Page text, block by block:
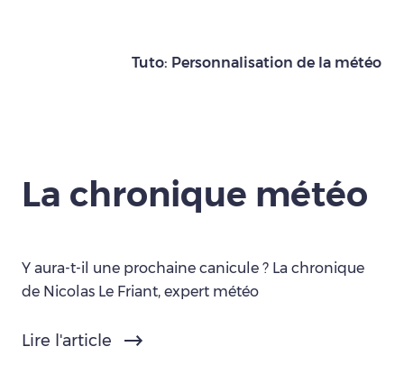
Tuto: Personnalisation de la météo
La chronique météo
Y aura-t-il une prochaine canicule ? La chronique
de Nicolas Le Friant, expert météo
Lire l'article